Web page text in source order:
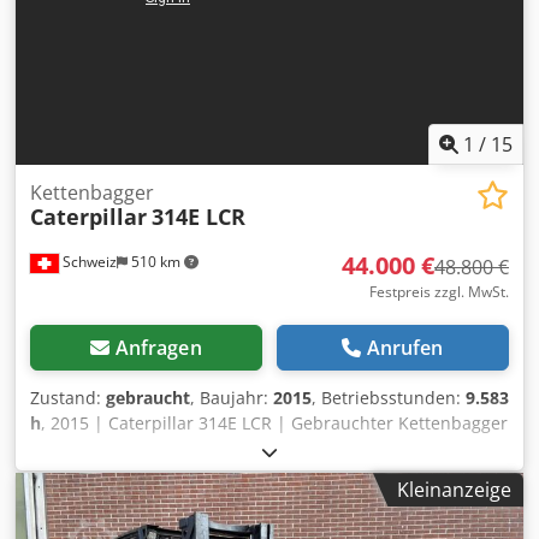
1 / 15
Schweiz 510 km
Kettenbagger
Caterpillar314E LCR
44.000 €48.800 €
Festpreis zzgl. MwSt.
Anfragen Anrufen
Zustand: gebraucht, Baujahr: 2015, Betriebsstunden: 9.583
h, 2015 | Caterpillar 314E LCR | Gebrauchter Kettenbagger
| 9583 hours 📍Location: Schweiz 🚛 Delivery available to
your destination – Use our shipping calculator to estimate
transport costs! 💰 Buy Now for EUR 44000 or Make an
Offer. Payment at delivery available for an affordable fee
Kleinanzeige